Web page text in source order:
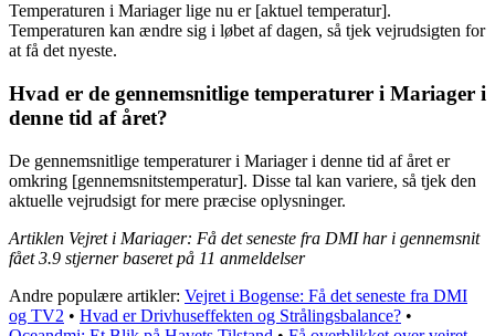
Temperaturen i Mariager lige nu er [aktuel temperatur].
Temperaturen kan ændre sig i løbet af dagen, så tjek vejrudsigten for
at få det nyeste.
Hvad er de gennemsnitlige temperaturer i Mariager i
denne tid af året?
De gennemsnitlige temperaturer i Mariager i denne tid af året er
omkring [gennemsnitstemperatur]. Disse tal kan variere, så tjek den
aktuelle vejrudsigt for mere præcise oplysninger.
Artiklen Vejret i Mariager: Få det seneste fra DMI har i gennemsnit
fået3.9 stjerner baseret på 11 anmeldelser
Andre populære artikler: Vejret i Bogense: Få det seneste fra DMI
og TV2 • Hvad er Drivhuseffekten og Strålingsbalance? •